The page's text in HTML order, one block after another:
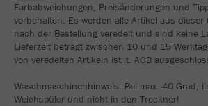
Farbabweichungen, Preisänderungen und
vorbehalten. Es werden alle Artikel aus dieser
nach der Bestellung veredelt und sind keine
Lieferzeit beträgt zwischen 10 und 15
von veredelten Artikeln ist lt. AGB
Waschmaschinenhinweis: Bei max. 40 Grad,
Weichspüler und nicht in den Trockner!